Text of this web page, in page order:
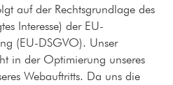
auf der Rechtsgrundlage des
Interesse) der EU-
(EU-DSGVO). Unser
in der Optimierung unseres
Webauftritts. Da uns die